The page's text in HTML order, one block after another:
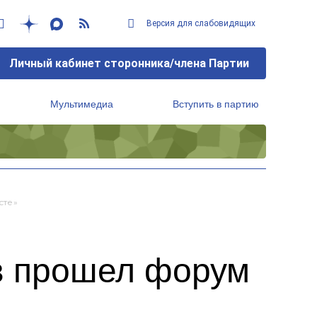
Версия для слабовидящих
Личный кабинет сторонника/члена Партии
Мультимедиа Вступить в партию
прошел форум